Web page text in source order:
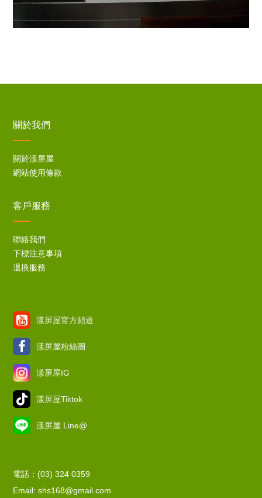
關於我們
關於漾屏屋
網站使用條款
客戶服務
聯絡我們
下標注意事項
退換服務
漾屏屋官方頻道
漾屏屋粉絲團
漾屏屋IG
漾屏屋Tiktok
漾屏屋 Line@
電話：(03) 324 0359
Email: shs168@gmail.com